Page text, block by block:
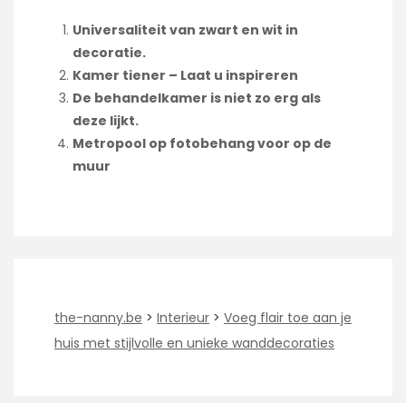
Universaliteit van zwart en wit in
decoratie.
Kamer tiener – Laat u inspireren
De behandelkamer is niet zo erg als
deze lijkt.
Metropool op fotobehang voor op de
muur
the-nanny.be > Interieur > Voeg flair toe aan je
huis met stijlvolle en unieke wanddecoraties